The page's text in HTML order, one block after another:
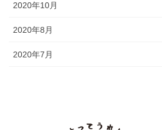
2020年10月
2020年8月
2020年7月